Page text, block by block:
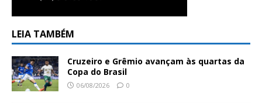
LEIA TAMBÉM
Cruzeiro e Grêmio avançam às quartas da
Copa do Brasil
06/08/2026 0